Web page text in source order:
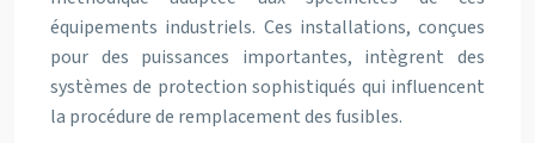
équipements industriels. Ces installations, conçues
pour des puissances importantes, intègrent des
systèmes de protection sophistiqués qui influencent
la procédure de remplacement des fusibles.